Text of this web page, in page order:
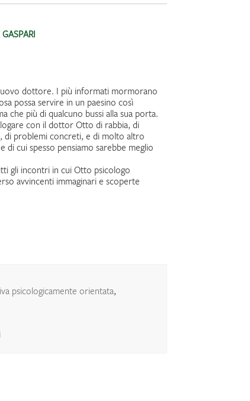
dottore. I più informati mormorano
possa servire in un paesino così
che più di qualcuno bussi alla sua porta.
con il dottor Otto di rabbia, di
di problemi concreti, e di molto altro
di cui spesso pensiamo sarebbe meglio
gli incontri in cui Otto psicologo
avvincenti immaginari e scoperte
psicologicamente orientata,